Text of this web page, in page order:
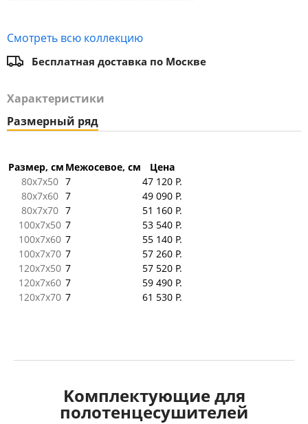
Смотреть всю коллекцию
Бесплатная доставка по Москве
Характеристики
Размерный ряд
Размер, см Межосевое, см
Цена
80x7x50 7
47 120 Р.
80x7x60 7
49 090 Р.
80x7x70 7
51 160 Р.
100x7x50 7
53 540 Р.
100x7x60 7
55 140 Р.
100x7x70 7
57 260 Р.
120x7x50 7
57 520 Р.
120x7x60 7
59 490 Р.
120x7x70 7 61 530 Р.
Kомплектующие для
полотенцесушителей